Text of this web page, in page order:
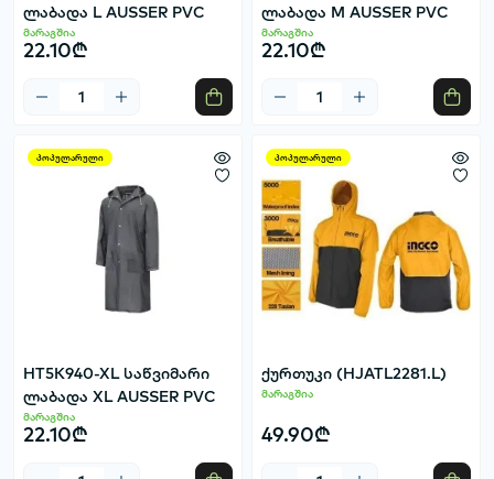
ლაბადა L AUSSER PVC
მარაგშია
22.10₾
ლაბადა M AUSSER PVC
მარაგშია
22.10₾
პოპულარული
HT5K940-XL საწვიმარი
ლაბადა XL AUSSER PVC
მარაგშია
22.10₾
პოპულარული
ქურთუკი (HJATL2281.L)
მარაგშია
49.90₾